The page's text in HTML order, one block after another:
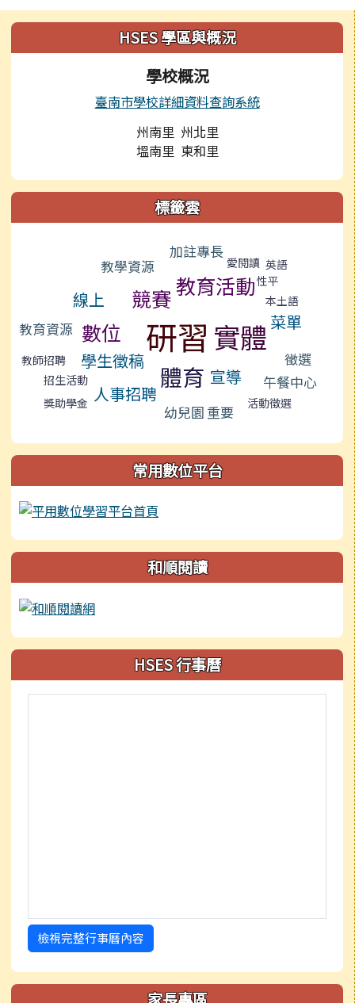
左邊區域內容HSES 學區與概況
學校概況
臺南市學校詳細資料查詢系統
州南里 州北里
塭南里 東和里
標籤雲
教學資源
加註專長
愛閱讀 英語
競賽教育活動
線上
性平
本土語
教育資源 數位 研習 實體 菜單
教師招聘 學生徵稿
體育
徵選
招生活動 宣導
獎助學金 人事招聘
午餐中心
幼兒園 重要 活動徵選
常用數位平台
和順閱讀
HSES 行事曆
檢視完整行事曆內容